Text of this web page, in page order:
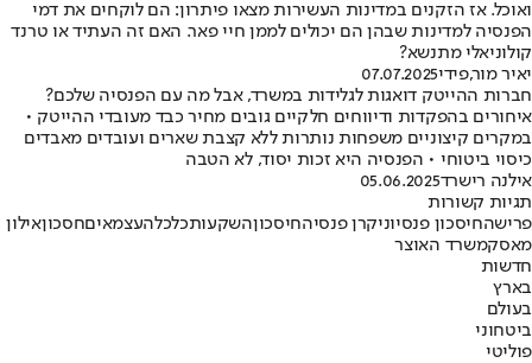
ואוכל. אז הזקנים במדינות העשירות מצאו פיתרון: הם לוקחים את דמי
הפנסיה למדינות שבהן הם יכולים לממן חיי פאר. האם זה העתיד או טרנד
קולוניאלי מתנשא?
יאיר מור,פידי07.07.2025
חברות ההייטק דואגות לגלידות במשרד, אבל מה עם הפנסיה שלכם?
איחורים בהפקדות ודיווחים חלקיים גובים מחיר כבד מעובדי ההייטק •
במקרים קיצוניים משפחות נותרות ללא קצבת שארים ועובדים מאבדים
כיסוי ביטוחי • הפנסיה היא זכות יסוד, לא הטבה
אילנה רישרד05.06.2025
תגיות קשורות
פרישהחיסכון פנסיוניקרן פנסיהחיסכוןהשקעותכלכלהעצמאיםחסכוןאילון
מאסקמשרד האוצר
חדשות
בארץ
בעולם
ביטחוני
פוליטי